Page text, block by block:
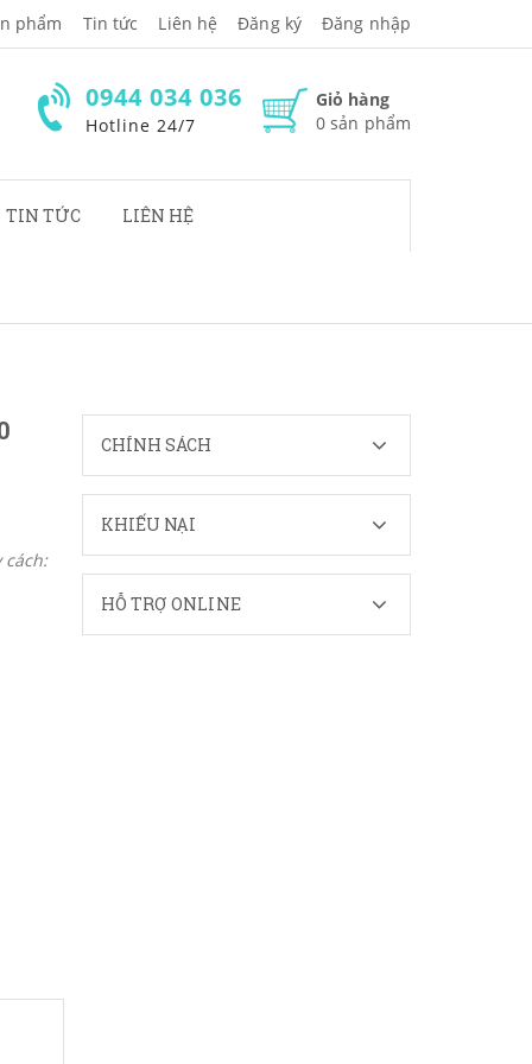
phẩm Tin tức Liên hệ Đăng ký Đăng nhập
Giỏ hàng
0 sản phẩm
0944 034 036
Hotline 24/7
TIN TỨC LIÊN HỆ
cách:
CHÍNH SÁCH
KHIẾU NẠI
HỖ TRỢ ONLINE